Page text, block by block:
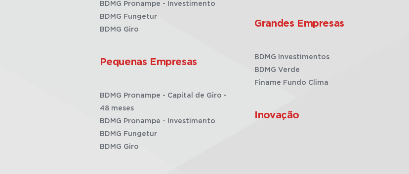
BDMG Pronampe - Investimento
BDMG Fungetur
BDMG Giro
Pequenas Empresas
BDMG Pronampe - Capital de Giro -
48 meses
BDMG Pronampe - Investimento
BDMG Fungetur
BDMG Giro
Grandes Empresas
BDMG Investimentos
BDMG Verde
Finame Fundo Clima
Inovação